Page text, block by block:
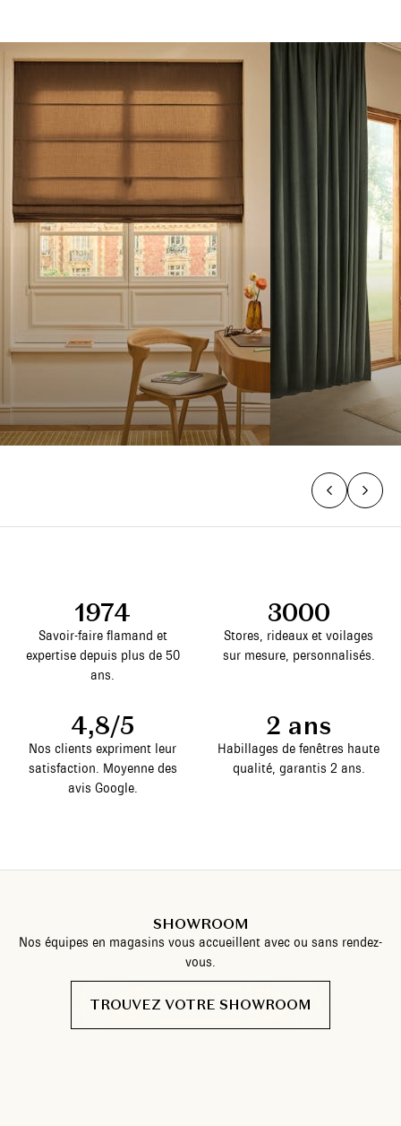
1974
Savoir-faire flamand et
expertise depuis plus de 50
ans.
3000
Stores, rideaux et voilages
sur mesure, personnalisés.
4,8/5
Nos clients expriment leur
satisfaction. Moyenne des
avis Google.
2 ans
Habillages de fenêtres haute
qualité, garantis 2 ans.
SHOWROOM
Nos équipes en magasins vous accueillent avec ou sans rendez-
vous.
TROUVEZ VOTRE SHOWROOM